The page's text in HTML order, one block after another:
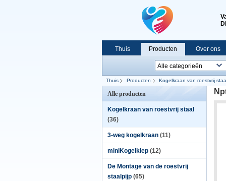
Thuis Producten Over ons
Thuis Producten Kogelkraan van roestvrij
Alle producten
Kogelkraan van roestvrij staal
(36)
3-weg kogelkraan (11)
miniKogelklep (12)
De Montage van de roestvrij
staalpijp (65)